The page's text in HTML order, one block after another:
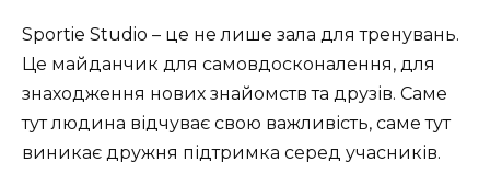
Sportie Studio – це не лише зала для тренувань.
Це майданчик для самовдосконалення, для
знаходження нових знайомств та друзів. Саме
тут людина відчуває свою важливість, саме тут
виникає дружня підтримка серед учасників.